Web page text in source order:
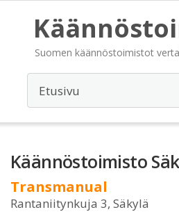
Suomen käännöstoimistot
Käännöstoimisto
Transmanual
Rantaniitynkuja 3, Säkylä